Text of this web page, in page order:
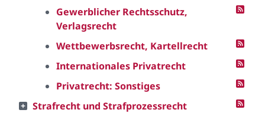
Gewerblicher Rechtsschutz,
Verlagsrecht
Wettbewerbsrecht, Kartellrecht
Internationales Privatrecht
Privatrecht: Sonstiges
Strafrecht und Strafprozessrecht